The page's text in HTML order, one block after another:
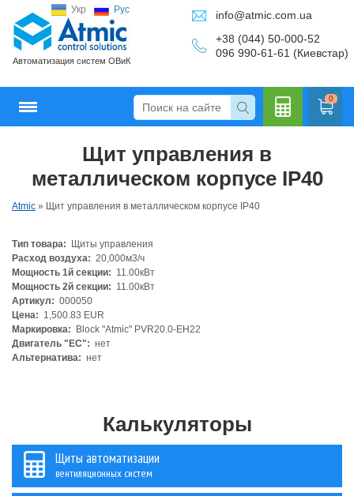
Укр Рус
Автоматизация систем ОВиК
info@atmic.com.ua
+38 (044) 50-000-52
096 990-61-61 (Киевстар)
0
Щит управления в
металлическом корпусе IP40
Atmic » Щит управления в металлическом корпусе IP40
Тип товара:
Щиты управления
Расход воздуха: 20,000м3/ч
Мощность 1й секции: 11.00кВт
Мощность 2й секции: 11.00кВт
Артикул: 000050
Цена: 1,500.83 EUR
Маркировка:
Block "Atmic" PVR20.0-EH22
Двигатель "ЕС": нет
Альтернатива: нет
Калькуляторы
Щиты автоматизации
вентиляционных систем